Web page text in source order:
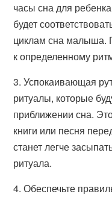
часы сна для
будет
циклам сна малыша.
к определенному
3. Успокаивающая
ритуалы, которые
приближении сна.
книги или песня
станет легче
ритуала.
4. Обеспечьте